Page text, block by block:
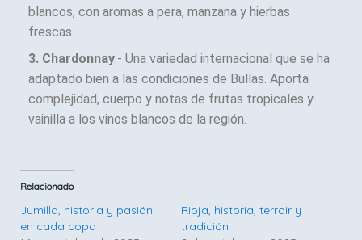
blancos, con aromas a pera, manzana y hierbas
frescas.
3. Chardonnay.- Una variedad internacional que se ha
adaptado bien a las condiciones de Bullas. Aporta
complejidad, cuerpo y notas de frutas tropicales y
vainilla a los vinos blancos de la región.
Relacionado
Jumilla, historia y pasión
en cada copa
Rioja, historia, terroir y
tradición